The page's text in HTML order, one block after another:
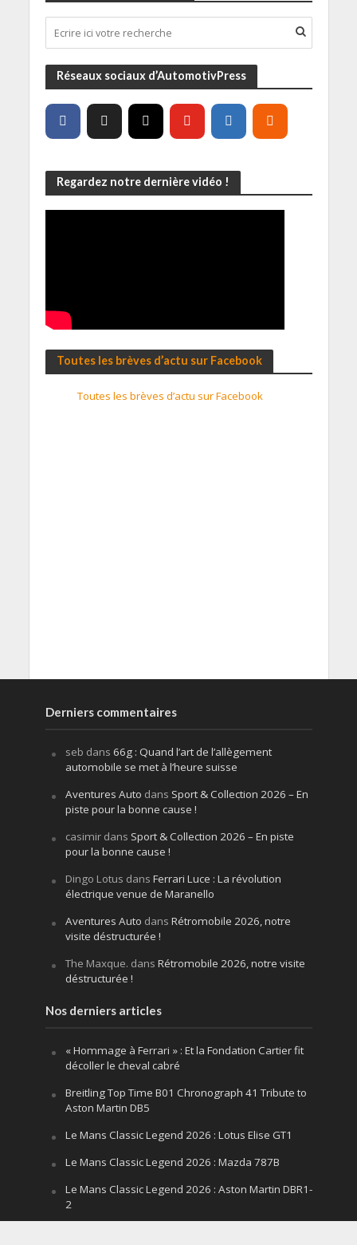
Réseaux sociaux d’AutomotivPress
Regardez notre dernière vidéo !
Toutes les brèves d’actu sur Facebook
Toutes les brèves d’actu sur Facebook
Derniers commentaires
seb dans 66g : Quand l’art de l’allègement
automobile se met à l’heure suisse
Aventures Auto dans Sport & Collection 2026 – En
piste pour la bonne cause !
casimirdans Sport & Collection 2026 – En piste
pour la bonne cause !
Dingo Lotus dans Ferrari Luce : La révolution
électrique venue de Maranello
Aventures Auto dans Rétromobile 2026, notre
visite déstructurée !
The Maxque. dans Rétromobile 2026, notre visite
déstructurée !
Nos derniers articles
« Hommage à Ferrari » : Et la Fondation Cartier fit
décoller le cheval cabré
Breitling Top Time B01 Chronograph 41 Tribute to
Aston Martin DB5
Le Mans Classic Legend 2026 : Lotus Elise GT1
Le Mans Classic Legend 2026 : Mazda 787B
Le Mans Classic Legend 2026 : Aston Martin DBR1-
2